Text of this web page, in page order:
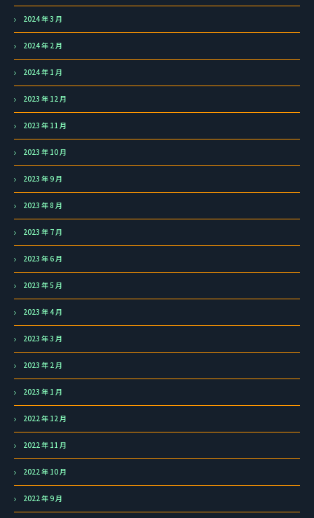
2024 年 3 月
2024 年 2 月
2024 年 1 月
2023 年 12 月
2023 年 11 月
2023 年 10 月
2023 年 9 月
2023 年 8 月
2023 年 7 月
2023 年 6 月
2023 年 5 月
2023 年 4 月
2023 年 3 月
2023 年 2 月
2023 年 1 月
2022 年 12 月
2022 年 11 月
2022 年 10 月
2022 年 9 月